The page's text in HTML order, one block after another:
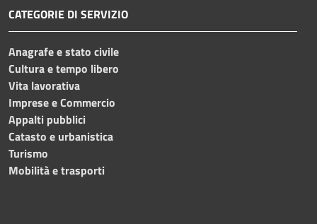
CATEGORIE DI SERVIZIO
Anagrafe e stato civile
Cultura e tempo libero
Vita lavorativa
Imprese e Commercio
Appalti pubblici
Catasto e urbanistica
Turismo
Mobilità e trasporti